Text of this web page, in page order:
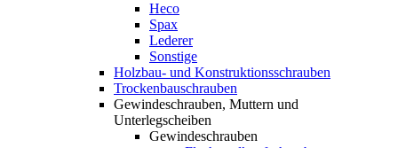
Heco
Spax
Lederer
Sonstige
Holzbau- und Konstruktionsschrauben
Trockenbauschrauben
Gewindeschrauben, Muttern und
Unterlegscheiben
Gewindeschrauben